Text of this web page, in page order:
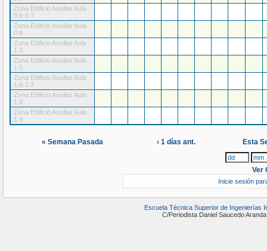
Zona Edificio Auxiliar Aula
0.6-0.7
Zona Edificio Auxiliar Aula
0.8
Zona Edificio Auxiliar Aula
1.3
Zona Edificio Auxiliar Aula
1.5
Zona Edificio Auxiliar Aula
1.6-1.7
Zona Edificio Auxiliar Aula
1.8
Zona Edificio Auxiliar Aula
1.9
« Semana Pasada ‹ 1 días ant. Esta
Ver
Inicie sesión
Escuela Técnica Superior de Ingenierías
C/Periodista Daniel Saucedo